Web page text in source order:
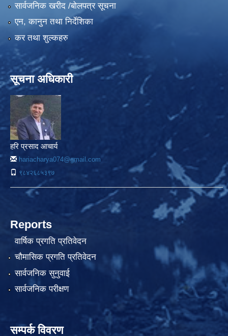
सार्वजनिक खरीद /बोलपत्र सूचना
एन, कानुन तथा निर्देशिका
कर तथा शुल्कहरु
सूचना अधिकारी
हरि प्रसाद आचार्य
hariacharya074@gmail.com
९८४२६८५३९७
Reports
वार्षिक प्रगति प्रतिवेदन
चौमासिक प्रगति प्रतिवेदन
सार्वजनिक सुनुवाई
सार्वजनिक परीक्षण
सम्पर्क विवरण